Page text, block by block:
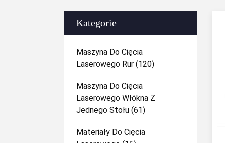
Kategorie
Maszyna Do Cięcia
Laserowego Rur (120)
Maszyna Do Cięcia
Laserowego Włókna Z
Jednego Stołu (61)
Materiały Do Cięcia